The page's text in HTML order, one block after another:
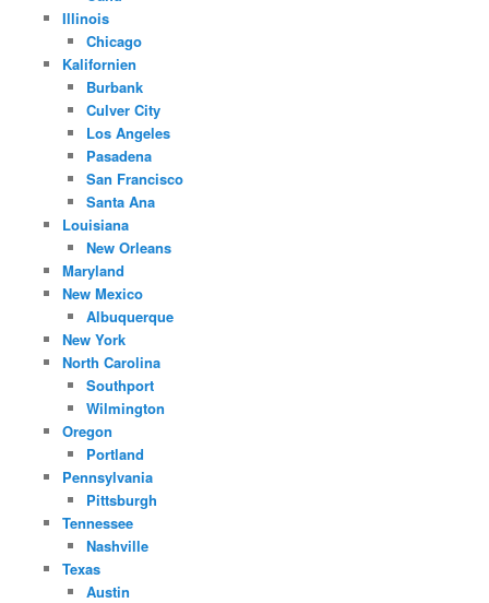
Illinois
Chicago
Kalifornien
Burbank
Culver City
Los Angeles
Pasadena
San Francisco
Santa Ana
Louisiana
New Orleans
Maryland
New Mexico
Albuquerque
New York
North Carolina
Southport
Wilmington
Oregon
Portland
Pennsylvania
Pittsburgh
Tennessee
Nashville
Texas
Austin